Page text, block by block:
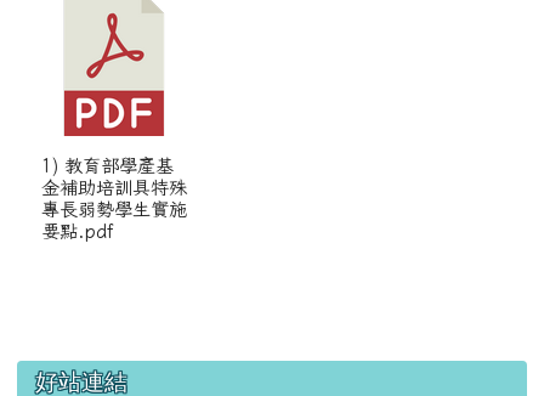
1) 教育部學產基
金補助培訓具特殊
專長弱勢學生實施
要點.pdf
左邊區域內容
好站連結